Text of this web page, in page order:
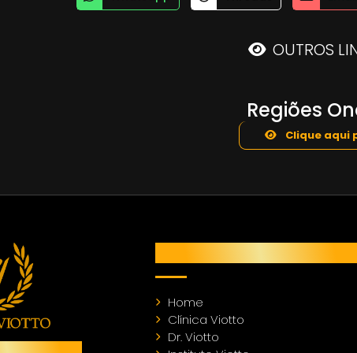
OUTROS
Regiões
Clique aqui
Home
Clínica Viotto
Dr. Viotto